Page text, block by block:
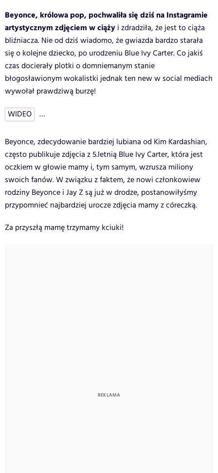
Beyonce, królowa pop, pochwaliła się dziś na Instagramie
artystycznym zdjęciem w ciąży i zdradziła, że jest to ciąża
bliźniacza. Nie od dziś wiadomo, że gwiazda bardzo starała
się o kolejne dziecko, po urodzeniu Blue Ivy Carter. Co jakiś
czas docierały plotki o domniemanym stanie
błogosławionym wokalistki jednak ten new w social mediach
wywołał prawdziwą burzę!
WIDEO …
Beyonce, zdecydowanie bardziej lubiana od Kim Kardashian,
często publikuje zdjęcia z 5.letnią Blue Ivy Carter, która jest
oczkiem w głowie mamy i, tym samym, wzrusza miliony
swoich fanów. W związku z faktem, że nowi członkowiew
rodziny Beyonce i Jay Z są już w drodze, postanowiłyśmy
przypomnieć najbardziej urocze zdjęcia mamy z córeczką.
Za przyszłą mamę trzymamy kciuki!